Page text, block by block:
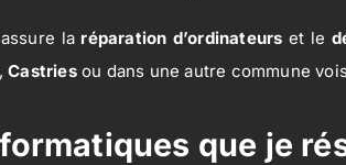
la réparation d’ordinateurs et le
Castriesou dans une autre commune
que je